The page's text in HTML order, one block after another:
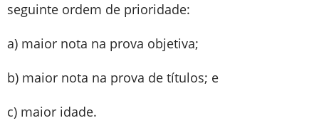
seguinte ordem de prioridade:
a) maior nota na prova objetiva;
b) maior nota na prova de títulos; e
c) maior idade.